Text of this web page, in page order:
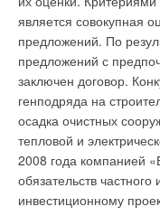
является совокупная
предложений. По
предложений с
заключен договор.
генподряда на
осадка очистных
тепловой и
2008 года компанией
обязательств
инвестиционному
около 180 кубометров
45 млн. рублей, из
бюджета. Вскоре таким
решена в соседнем
трубопровод
кубометров вредных
по улучшению
принятой на 2006-2010
неорганизованные
второй очереди
деятельности в сфере
результате областные
новые счетчики, на 15-
тепла и
энергосберегающего
составила 15 тысяч
Председатель
Кокшаров поручил
внимание на
энергосбережения в